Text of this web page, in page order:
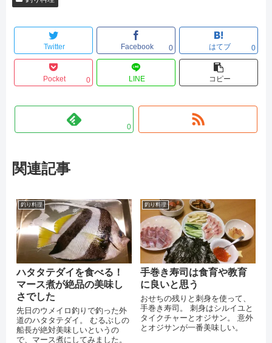
Twitter Facebook 0 はてブ 0
Pocket 0 LINE コピー
0
関連記事
釣り料理
ハタタテダイを食べる！
マース煮が絶品の美味し
さでした
先日のウメイロ釣りで釣った外
道のハタタテダイ。 むるぶしの
船長が絶対美味しいというの
で、マース煮にしてみました。
釣り料理
手巻き寿司は食育や教育
に良いと思う
おせちの残りと刺身を使って、
手巻き寿司。 刺身はシルイユと
タイクチャーとオジサン。 意外
とオジサンが一番美味しい。